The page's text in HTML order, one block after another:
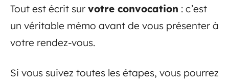
Tout est écrit sur votre convocation : c’est
un véritable mémo avant de vous présenter à
votre rendez-vous.
Si vous suivez toutes les étapes, vous pourrez